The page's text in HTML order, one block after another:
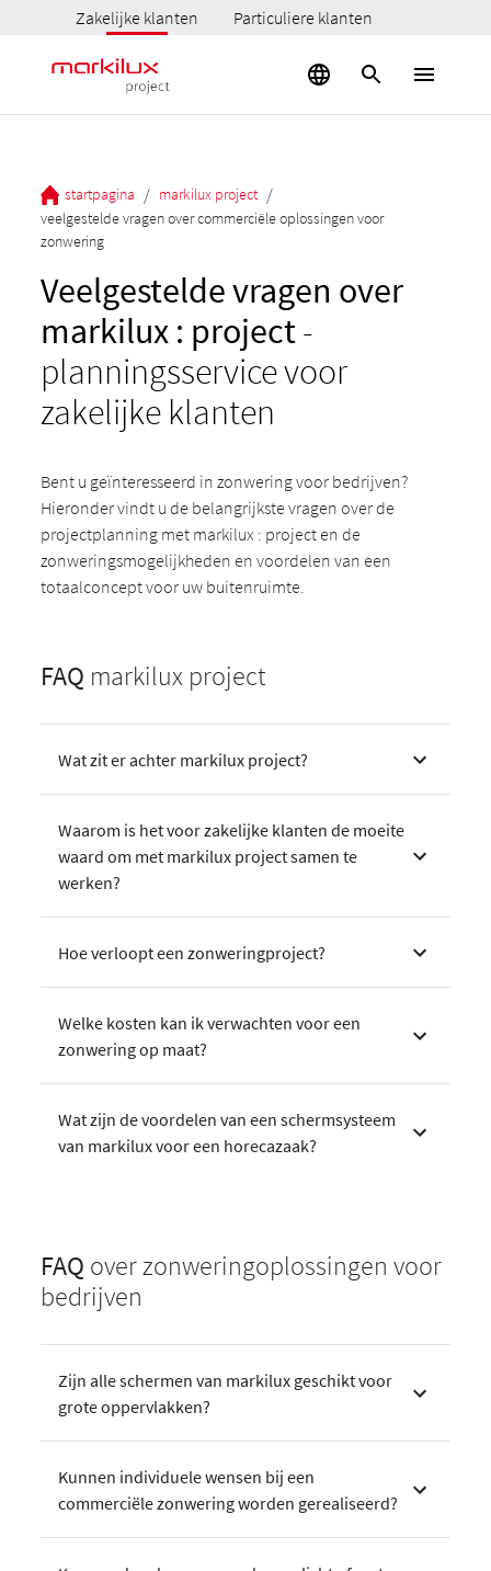
Zakelijke klanten Particuliere klanten
startpagina / markilux project /
veelgestelde vragen over commerciële oplossingen voor
zonwering
Veelgestelde vragen over
markilux : project-
planningsservice voor
zakelijke klanten
Bent u geïnteresseerd in zonwering voor bedrijven?
Hieronder vindt u de belangrijkste vragen over de
projectplanning met markilux : project en de
zonweringsmogelijkheden en voordelen van een
totaalconcept voor uw buitenruimte.
FAQ markilux project
Wat zit er achter markilux project?
Waarom is het voor zakelijke klanten de moeite
waard om met markilux project samen te
werken?
Hoe verloopt een zonweringproject?
Welke kosten kan ik verwachten voor een
zonwering op maat?
Wat zijn de voordelen van een schermsysteem
van markilux voor een horecazaak?
FAQ over zonweringoplossingen voor
bedrijven
Zijn alle schermen van markilux geschikt voor
grote oppervlakken?
Kunnen individuele wensen bij een
commerciële zonwering worden gerealiseerd?